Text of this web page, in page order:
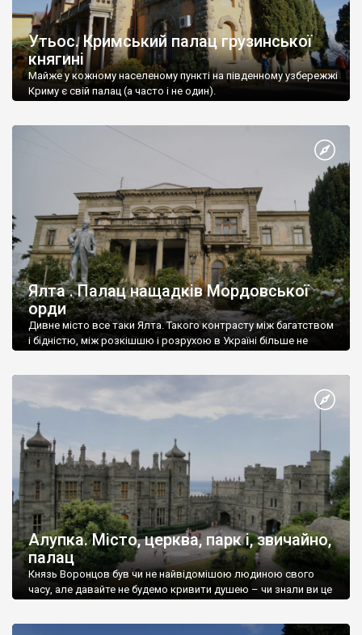
Утьос. Кримський палац грузинської
княгині
Майже у кожному населеному пункті на південному узбережжі
Криму є свій палац (а часто і не один).
Ялта . Палац нащадків Мордовської
орди
Дивне місто все таки Ялта. Такого контрасту між багатством
і бідністю, між розкішшю і розрухою в Україні більше не
Алупка. Місто, церква, парк і, звичайно,
палац
Князь Воронцов був чи не найвідомішою людиною свого
часу, але давайте не будемо кривити душею – чи знали ви це